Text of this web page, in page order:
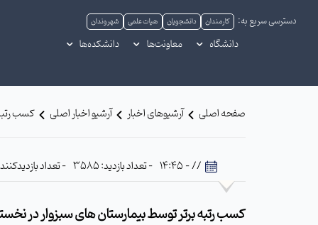
دسترسی سریع به: کارمندان دانشجویان هیات علمی شهروندان
دانشگاه معاونت‌ها دانشکده‌ها
صفحه اصلی آرشیوهای اخبار آرشیو اخبار اصلی کسب
// - 14:45 - تعداد بازدید: 3585 - تعداد بازدیدکننده: 482
کسب رتبه برتر توسط بیمارستان های سبزوار در